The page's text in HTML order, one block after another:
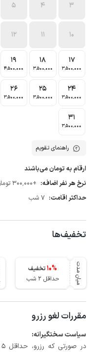
3
4
5
10
11
12
17
3٬500٬000
18
3٬500٬000
19
4٬500٬000
24
3٬500٬000
25
3٬500٬000
26
3٬500٬000
31
3٬500٬000
راهنمای تقویم
ارقام به تومان می‌باشند
نرخ هر نفر اضافه: +300٬000 تومان / بیشتر از 4 نفر
حداکثر اقامت: 7 شب
تخفیف‌ها
میان مدت 10%
تخفیف
حداقل 2 شب
مقررات لغو رزرو
سیاست سختگیرانه: